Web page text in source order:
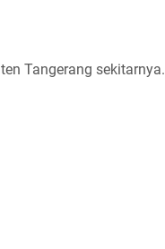
Tangerang sekitarnya.